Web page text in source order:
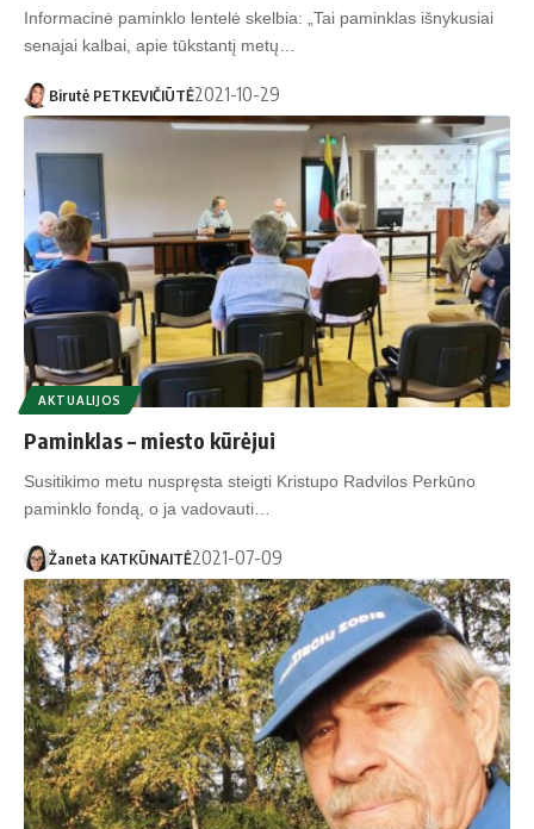
Informacinė paminklo lentelė skelbia: „Tai paminklas išnykusiai
senajai kalbai, apie tūkstantį metų…
Birutė PETKEVIČIŪTĖ2021-10-29
AKTUALIJOS
Paminklas – miesto kūrėjui
Susitikimo metu nuspręsta steigti Kristupo Radvilos Perkūno
paminklo fondą, o ja vadovauti…
Žaneta KATKŪNAITĖ2021-07-09